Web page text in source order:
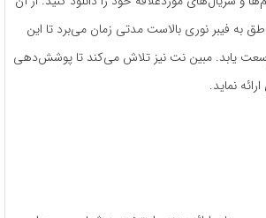
به فیبر نوری بالاست مدتی زمان می‌برد تا این
یابد. مبین نت نیز تلاش می‌کند تا پوشش‌دهی
نماید.